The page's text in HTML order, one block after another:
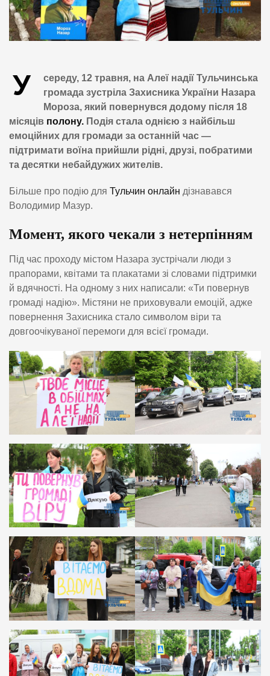
У
середу, 12 травня, на Алеї надії Тульчинська
громада зустріла Захисника України Назара
Мороза, який повернувся додому після 18
місяців полону. Подія стала однією з найбільш
емоційних для громади за останній час —
підтримати воїна прийшли рідні, друзі, побратими
та десятки небайдужих жителів.
Більше про подію для Тульчин онлайн дізнавався
Володимир Мазур.
Момент, якого чекали з нетерпінням
Під час проходу містом Назара зустрічали люди з
прапорами, квітами та плакатами зі словами підтримки
й вдячності. На одному з них написали: «Ти повернув
громаді надію». Містяни не приховували емоцій, адже
повернення Захисника стало символом віри та
довгоочікуваної перемоги для всієї громади.